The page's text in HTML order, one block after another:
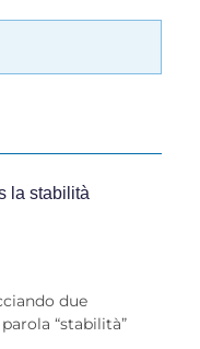
la stabilità
due
“stabilità”